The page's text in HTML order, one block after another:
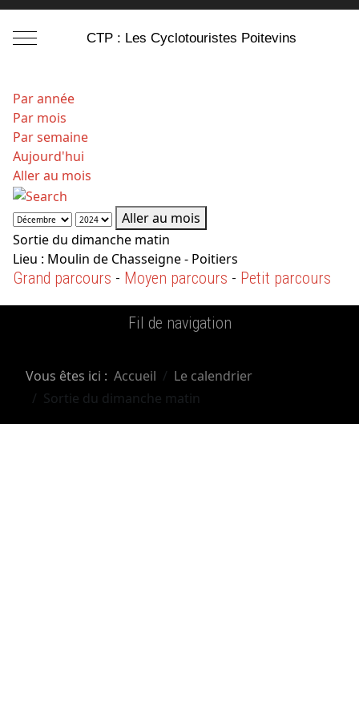
Mobile Menu ToggleCTP : Les Cyclotouristes Poitevins
Par année
Par mois
Par semaine
Aujourd'hui
Aller au mois
Aller au mois
Sortie du dimanche matin
Lieu : Moulin de Chasseigne - Poitiers
Grand parcours - Moyen parcours - Petit parcours
Fil de navigation
Vous êtes ici :Accueil
Le calendrier
Sortie du dimanche matin